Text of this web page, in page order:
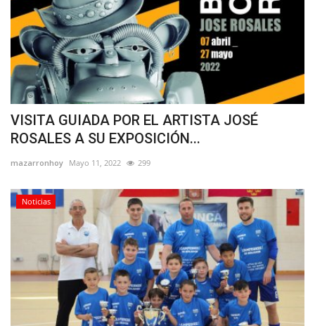
VISITA GUIADA POR EL ARTISTA JOSÉ
ROSALES A SU EXPOSICIÓN...
mazarronhoy Mayo 11, 2022 299
Noticias